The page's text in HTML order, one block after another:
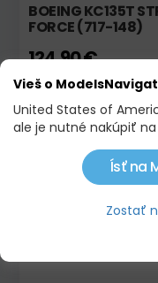
BOEING KC135T
FORCE (717-148)
124,90 €
Vieš o
United States of
ale je nutné nakúpiť na
Ísť na
Zostať